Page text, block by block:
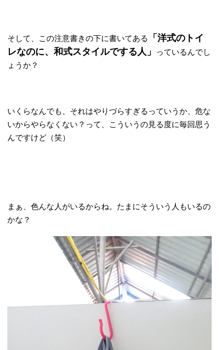
そして、この注意書きの下に書いてある
「洋式のトイ
レなのに、和式スタイルでする人」
っているんでし
ょうか？
いくらなんでも、それはやりづらすぎるっていうか、危な
いからやらなくない？って、こういうの見る度に毎回思う
んですけど（笑）
まぁ、色んな人がいるからね。たまにそういう人もいるの
かな？